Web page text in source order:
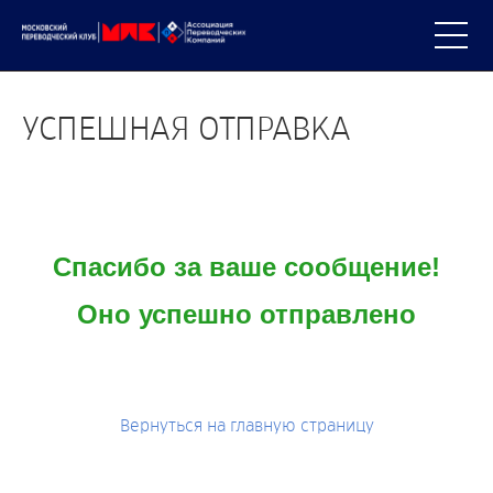
УСПЕШНАЯ ОТПРАВКА
Спасибо за ваше сообщение!
Оно успешно отправлено
Вернуться на главную страницу